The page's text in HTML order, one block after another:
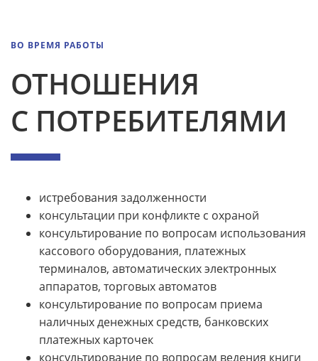
ВО ВРЕМЯ РАБОТЫ
ОТНОШЕНИЯ
С ПОТРЕБИТЕЛЯМИ
истребования задолженности
консультации при конфликте с охраной
консультирование по вопросам использования
кассового оборудования, платежных
терминалов, автоматических электронных
аппаратов, торговых автоматов
консультирование по вопросам приема
наличных денежных средств, банковских
платежных карточек
консультирование по вопросам ведения книги